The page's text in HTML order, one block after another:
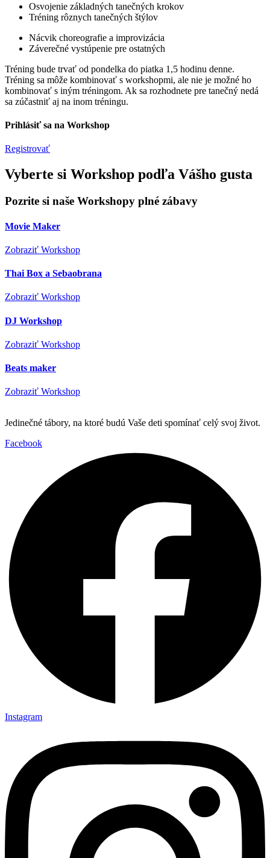
Osvojenie základných tanečných krokov
Tréning rôznych tanečných štýlov
Nácvik choreografie a improvizácia
Záverečné vystúpenie pre ostatných
Tréning bude trvať od pondelka do piatka 1,5 hodinu denne.
Tréning sa môže kombinovať s workshopmi, ale nie je možné ho
kombinovať s iným tréningom. Ak sa rozhodnete pre tanečný nedá
sa zúčastniť aj na inom tréningu.
Prihlásiť sa na Workshop
Registrovať
Vyberte si Workshop podľa Vášho gusta
Pozrite si naše Workshopy plné zábavy
Movie Maker
Zobraziť Workshop
Thai Box a Sebaobrana
Zobraziť Workshop
DJ Workshop
Zobraziť Workshop
Beats maker
Zobraziť Workshop
Jedinečné tábory, na ktoré budú Vaše deti spomínať celý svoj život.
Facebook
Instagram